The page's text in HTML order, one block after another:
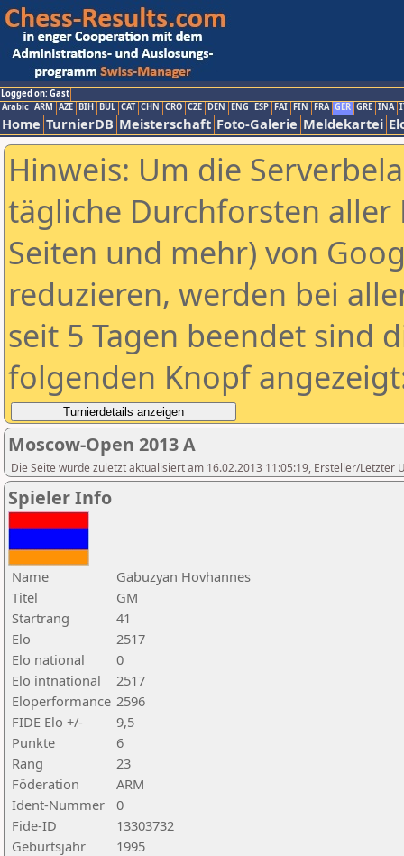
Logged on: Gast
Arabic ARM AZE BIH BUL CAT CHN CRO CZE DEN ENG ESP FAI FIN FRA GER GRE INA
Home TurnierDB Meisterschaft Foto-Galerie Meldekartei
Hinweis: Um die
tägliche Durchforsten aller
Seiten und mehr) von
reduzieren, werden bei
seit 5 Tagen beendet sind
folgenden Knopf
Moscow-Open 2013 A
Die Seite wurde zuletzt aktualisiert am 16.02.2013 11:05:19, Ersteller/Letzter
Spieler Info
Name
Gabuzyan Hovhannes
Titel
GM
Startrang
41
Elo
2517
Elo national
0
Elo intnational
2517
Eloperformance 2596
FIDE Elo +/-
9,5
Punkte
6
Rang
23
Föderation
ARM
Ident-Nummer
0
Fide-ID
13303732
Geburtsjahr
1995